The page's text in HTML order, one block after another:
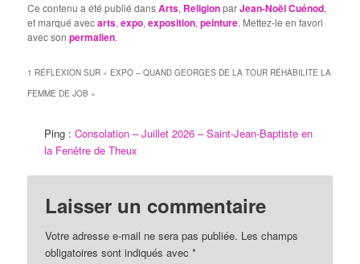
Ce contenu a été publié dansArts, ReligionparJean-Noël Cuénod,
et marqué avecarts,expo,exposition,peinture. Mettez-le en favori
avec sonpermalien.
1 RÉFLEXION SUR « EXPO – QUAND GEORGES DE LA TOUR RÉHABILITE LA
FEMME DE JOB »
Ping :Consolation – Juillet 2026 – Saint-Jean-Baptiste en
la Fenêtre de Theux
Laisser un commentaire
Votre adresse e-mail ne sera pas publiée. Les champs
obligatoires sont indiqués avec*